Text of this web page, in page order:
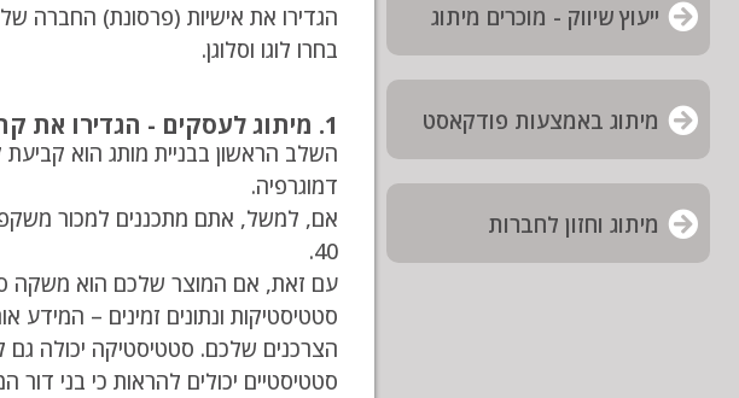
ייעוץ שיווק - מוכרים מיתוג
מיתוג באמצעות פודקאסט
מיתוג וחזון לחברות
הגדירו את אישיות (פרסונת) החברה
בחרו לוגו וסלוגן.
1. מיתוג לעסקים - הגדירו את קהל היעד שלך
השלב הראשון בבניית מותג הוא
דמוגרפיה.
אם, למשל, אתם מתכננים למכור
40.
עם זאת, אם המוצר שלכם הוא משקה ספורט
סטטיסטיקות ונתונים זמינים – המידע
הצרכנים שלכם. סטטיסטיקה יכולה
סטטיסטיים יכולים להראות כי בני דור